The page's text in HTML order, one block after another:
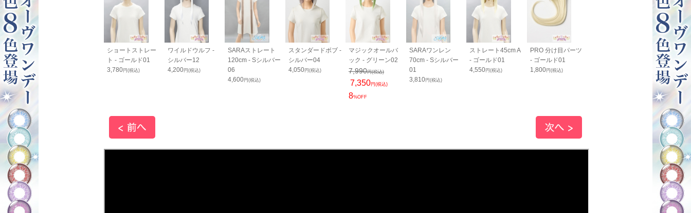
とスマホス
プ 黒
(税込)
ショートストレー
ト - ゴールド01
3,780円(税込)
ワイルドウルフ -
シルバー12
4,200円(税込)
SARAストレート
120cm - Sシルバー
06
4,600円(税込)
スタンダードボブ -
シルバー04
4,050円(税込)
マジックオールバ
ック - グリーン02
7,990円(税込)
7,350円(税込)
8%OFF
SARAワンレン
70cm - Sシルバー
01
3,810円(税込)
ストレート45cm A
- ゴールド01
4,550円(税込)
PRO 分け目パーツ
- ゴールド01
1,800円(税込)
SARA毛束
グリーン09
1,200円(税込)